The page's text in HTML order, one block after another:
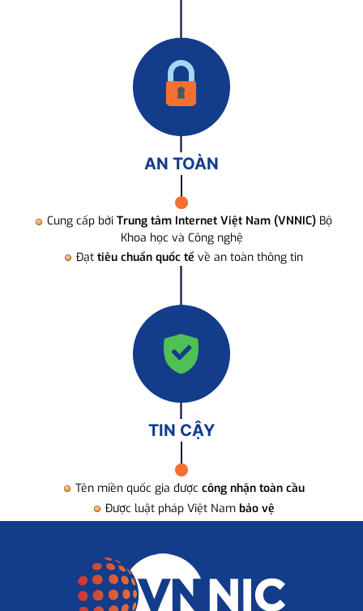
AN TOÀN
Cung cấp bởi Trung tâm Internet Việt Nam (VNNIC) Bộ
Khoa học và Công nghệ
Đạt tiêu chuẩn quốc tế về an toàn thông tin
TIN CẬY
Tên miền quốc gia được công nhận toàn cầu
Được luật pháp Việt Nam bảo vệ